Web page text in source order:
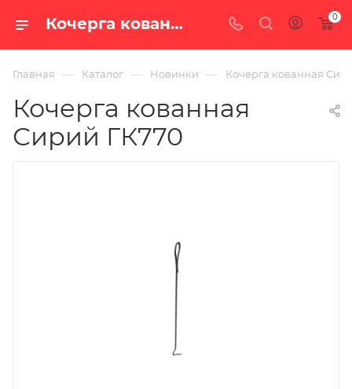
Кочерга кованная Сирий ГК770 — купить в Екатеринбурге с доставкой по России 0
Главная — Каталог — Новинки — Кочерга кованная
Кочерга кованная
Сирий ГК770